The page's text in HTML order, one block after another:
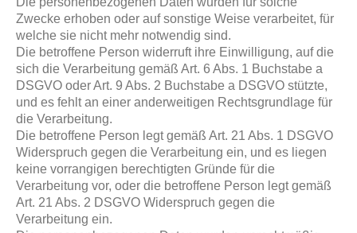
Zwecke erhoben oder auf sonstige Weise verarbeitet, für
welche sie nicht mehr notwendig sind.
Die betroffene Person widerruft ihre Einwilligung, auf die
sich die Verarbeitung gemäß Art. 6 Abs. 1 Buchstabe a
DSGVO oder Art. 9 Abs. 2 Buchstabe a DSGVO stützte,
und es fehlt an einer anderweitigen Rechtsgrundlage für
die Verarbeitung.
Die betroffene Person legt gemäß Art. 21 Abs. 1 DSGVO
Widerspruch gegen die Verarbeitung ein, und es liegen
keine vorrangigen berechtigten Gründe für die
Verarbeitung vor, oder die betroffene Person legt gemäß
Art. 21 Abs. 2 DSGVO Widerspruch gegen die
Verarbeitung ein.